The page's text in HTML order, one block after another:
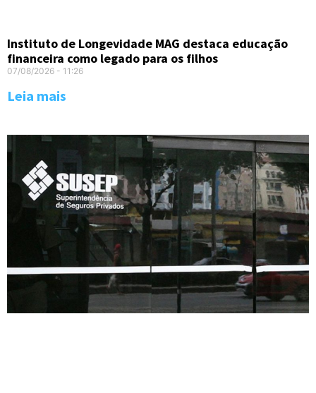
Instituto de Longevidade MAG destaca educação
financeira como legado para os filhos
07/08/2026 11:26
Leia mais